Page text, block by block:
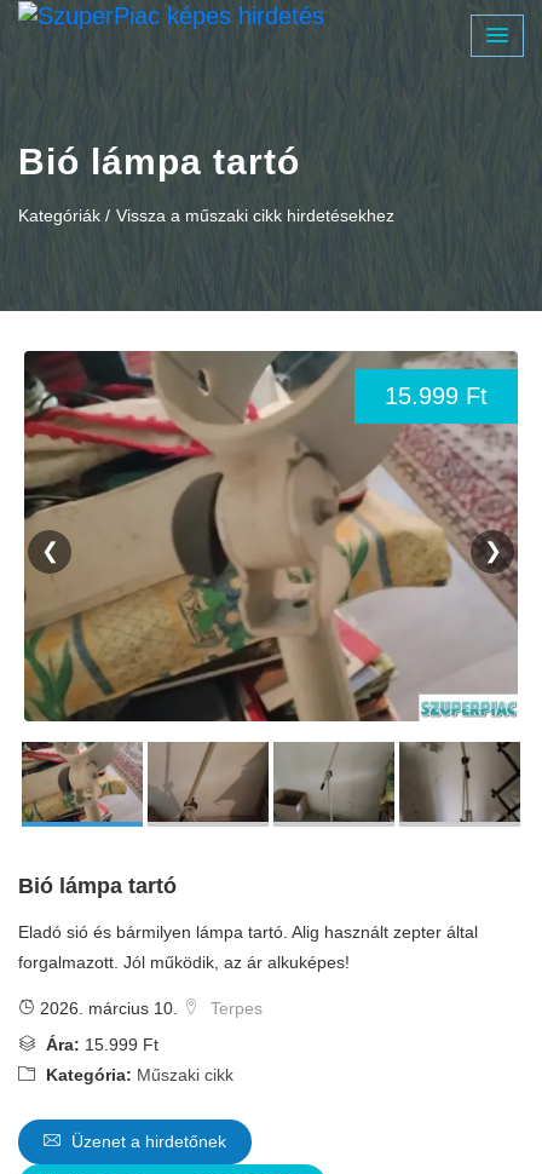
Bió lámpa tartó
Kategóriák / Vissza a műszaki cikk hirdetésekhez
15.999 Ft
❮ ❯
Bió lámpa tartó
Eladó sió és bármilyen lámpa tartó. Alig használt zepter által
forgalmazott. Jól működik, az ár alkuképes!
2026. március 10.
Terpes
Ára: 15.999 Ft
Kategória: Műszaki cikk
Üzenet a hirdetőnek